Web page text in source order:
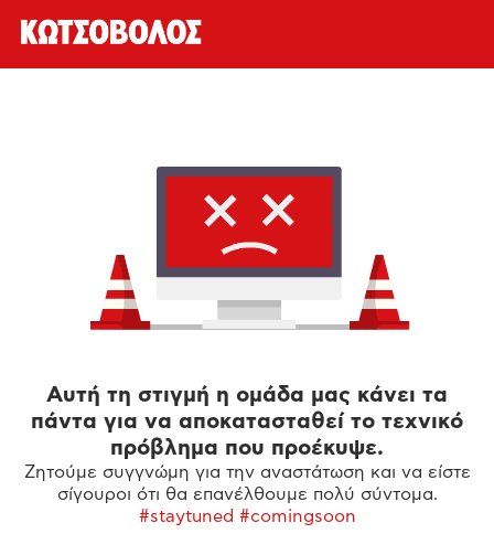
Αυτή τη στιγμή η ομάδα μας κάνει τα
πάντα για να αποκατασταθεί το τεχνικό
πρόβλημα που προέκυψε.
Ζητούμε συγγνώμη για την αναστάτωση και να είστε
σίγουροι ότι θα επανέλθουμε πολύ σύντομα.
#staytuned #comingsoon